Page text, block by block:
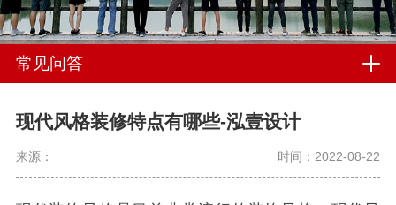
常见问答
现代风格装修特点有哪些-泓壹设计
来源： 时间：2022-08-22